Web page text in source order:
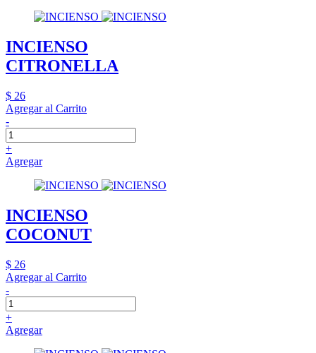
INCIENSO
CITRONELLA
$ 26
Agregar al Carrito
-
+
Agregar
INCIENSO
COCONUT
$ 26
Agregar al Carrito
-
+
Agregar